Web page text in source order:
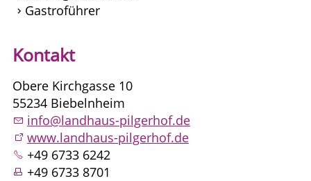
Gastroführer
Kontakt
Obere Kirchgasse 10
55234 Biebelnheim
info@landhaus-pilgerhof.de
www.landhaus-pilgerhof.de
+49 6733 6242
+49 6733 8701